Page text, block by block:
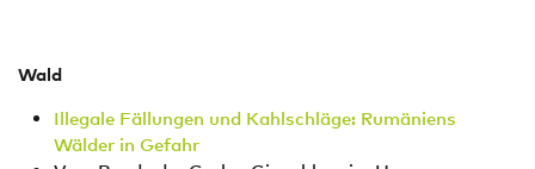
Wald
Illegale Fällungen und Kahlschläge: Rumäniens
Wälder in Gefahr